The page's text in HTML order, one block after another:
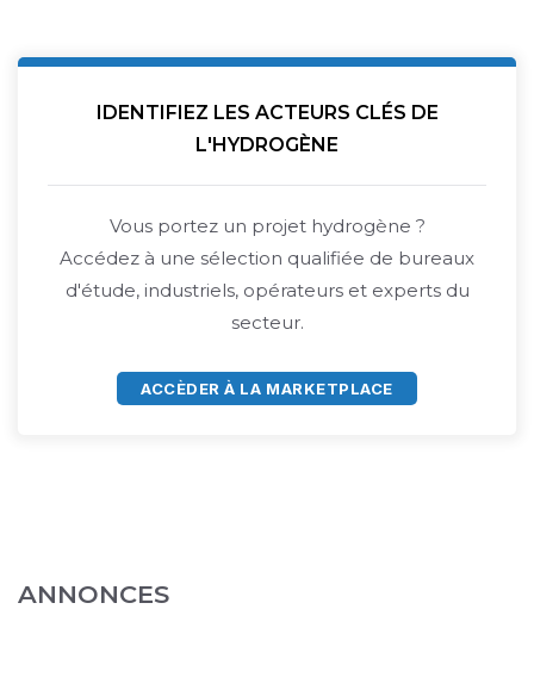
IDENTIFIEZ LES ACTEURS CLÉS DE
L'HYDROGÈNE
Vous portez un projet hydrogène ?
Accédez à une sélection qualifiée de bureaux
d'étude, industriels, opérateurs et experts du
secteur.
ACCÈDER À LA MARKETPLACE
ANNONCES